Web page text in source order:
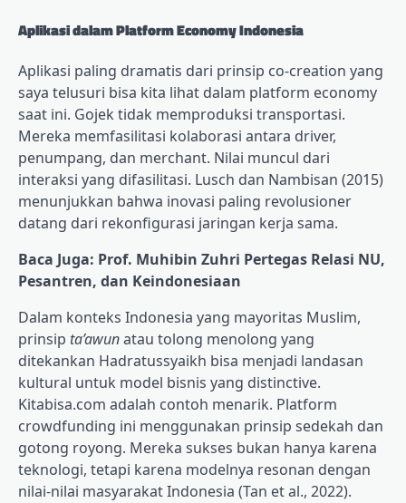
Aplikasi dalam Platform Economy Indonesia
Aplikasi paling dramatis dari prinsip co-creation yang
saya telusuri bisa kita lihat dalam platform economy
saat ini. Gojek tidak memproduksi transportasi.
Mereka memfasilitasi kolaborasi antara driver,
penumpang, dan merchant. Nilai muncul dari
interaksi yang difasilitasi. Lusch dan Nambisan (2015)
menunjukkan bahwa inovasi paling revolusioner
datang dari rekonfigurasi jaringan kerja sama.
Baca Juga: Prof. Muhibin Zuhri Pertegas Relasi NU,
Pesantren, dan Keindonesiaan
Dalam konteks Indonesia yang mayoritas Muslim,
prinsip ta’awunatau tolong menolong yang
ditekankan Hadratussyaikh bisa menjadi landasan
kultural untuk model bisnis yang distinctive.
Kitabisa.com adalah contoh menarik. Platform
crowdfunding ini menggunakan prinsip sedekah dan
gotong royong. Mereka sukses bukan hanya karena
teknologi, tetapi karena modelnya resonan dengan
nilai-nilai masyarakat Indonesia (Tan et al., 2022).